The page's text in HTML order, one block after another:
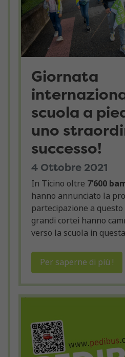
Giornata
scuola a
uno
successo!
4 Ottobre 2021
In Ticino oltre 7’600
hanno annunciato la
partecipazione a
grandi cortei hanno
verso la scuola in
Per saperne di più !